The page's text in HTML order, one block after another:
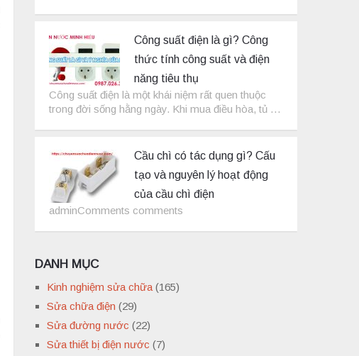
Công suất điện là gì? Công
thức tính công suất và điện
năng tiêu thụ
Công suất điện là một khái niệm rất quen thuộc
trong đời sống hằng ngày. Khi mua điều hòa, tủ …
Cầu chì có tác dụng gì? Cấu
tạo và nguyên lý hoạt động
của cầu chì điện
adminComments comments
DANH MỤC
Kinh nghiệm sửa chữa (165)
Sửa chữa điện (29)
Sửa đường nước (22)
Sửa thiết bị điện nước (7)